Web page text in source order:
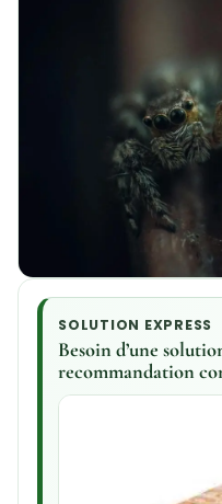
SOLUTION EXPRESS
Besoin d’une
recommandation